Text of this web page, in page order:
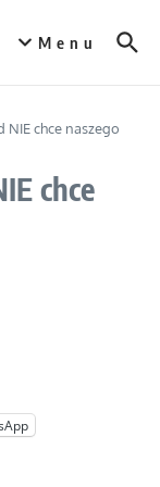
Menu
NIE chce naszego
chce